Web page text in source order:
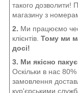
такого дозволити!
магазину з
2. Ми працюємо
клієнтів. Тому ми
досі!
3. Ми якісно
Оскільки в нас 80%
замовлення
кур'єрськими